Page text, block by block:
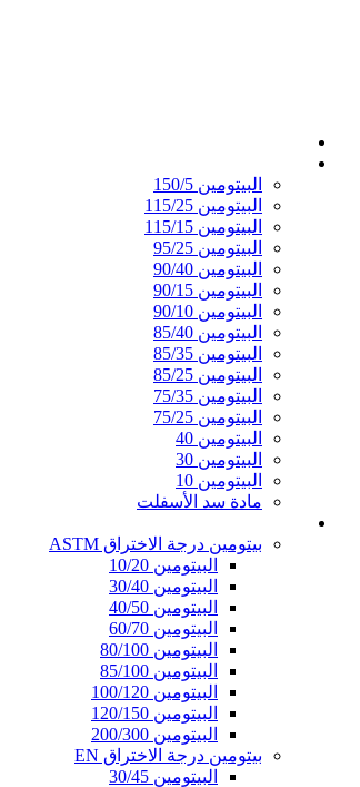
البيتومين 150/5
البيتومين 115/25
البيتومين 115/15
البيتومين 95/25
البيتومين 90/40
البيتومين 90/15
البيتومين 90/10
البيتومين 85/40
البيتومين 85/35
البيتومين 85/25
البيتومين 75/35
البيتومين 75/25
البيتومين 40
البيتومين 30
البيتومين 10
مادة سد الأسفلت
بيتومين درجة الاختراق ASTM
البيتومين 10/20
البيتومين 30/40
البيتومين 40/50
البيتومين 60/70
البيتومين 80/100
البيتومين 85/100
البيتومين 100/120
البيتومين 120/150
البيتومين 200/300
بيتومين درجة الاختراق EN
البيتومين 30/45